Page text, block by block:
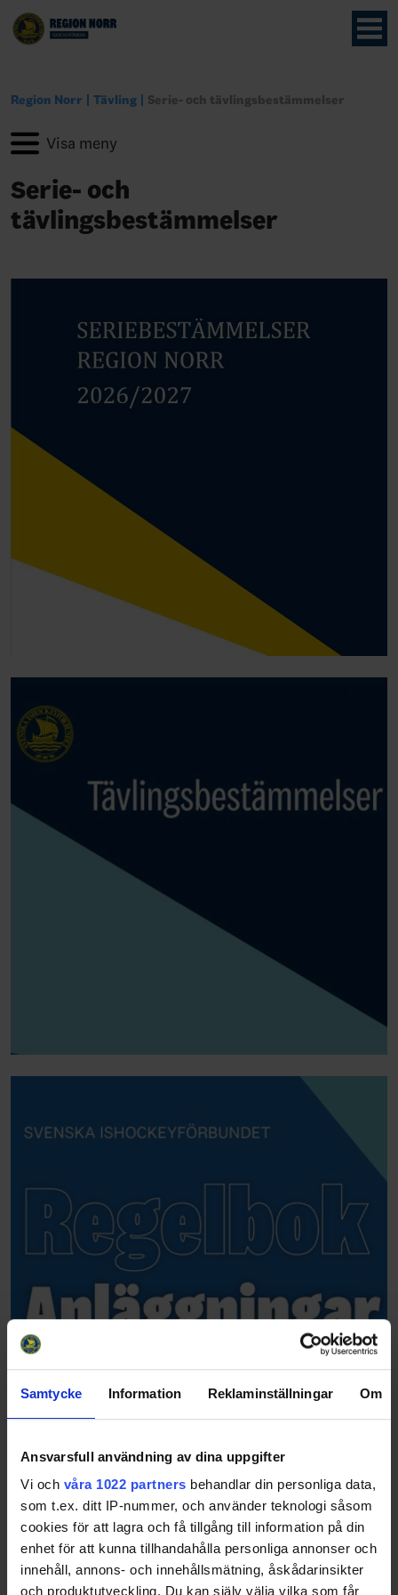
Samtycke Information Reklaminställningar Om
Ansvarsfull användning av dina uppgifter
Vi och våra 1022 partners behandlar din personliga data,
som t.ex. ditt IP-nummer, och använder teknologi såsom
cookies för att lagra och få tillgång till information på din
enhet för att kunna tillhandahålla personliga annonser och
innehåll, annons- och innehållsmätning, åskådarinsikter
och produktutveckling. Du kan själv välja vilka som får
Region Norr Tävling Serie- och tävlingsbestämmelser
Serie- och
tävlingsbestämmelser